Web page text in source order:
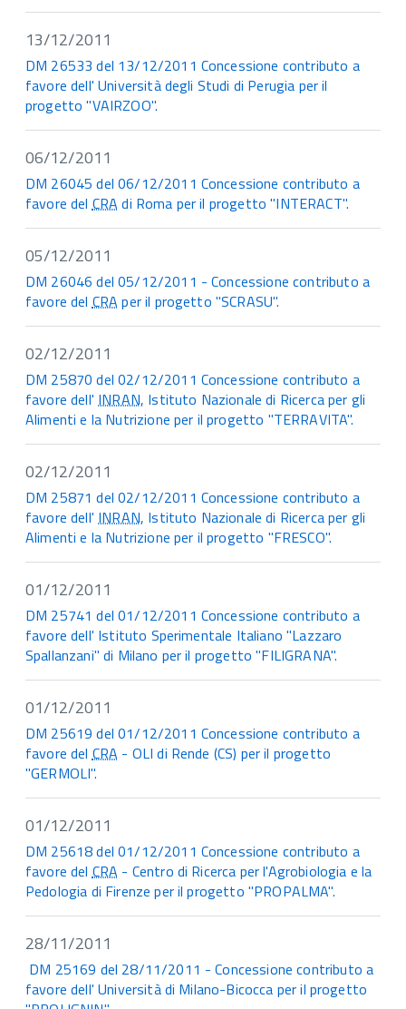
13/12/2011
DM 26533 del 13/12/2011 Concessione contributo a
favore dell' Università degli Studi di Perugia per il
progetto "VAIRZOO".
06/12/2011
DM 26045 del 06/12/2011 Concessione contributo a
favore delCRA di Roma per il progetto "INTERACT".
05/12/2011
DM 26046 del 05/12/2011 - Concessione contributo a
favore delCRA per il progetto "SCRASU".
02/12/2011
DM 25870 del 02/12/2011 Concessione contributo a
favore dell'INRAN, Istituto Nazionale di Ricerca per gli
Alimenti e la Nutrizione per il progetto "TERRAVITA".
02/12/2011
DM 25871 del 02/12/2011 Concessione contributo a
favore dell'INRAN, Istituto Nazionale di Ricerca per gli
Alimenti e la Nutrizione per il progetto "FRESCO".
01/12/2011
DM 25741 del 01/12/2011 Concessione contributo a
favore dell' Istituto Sperimentale Italiano "Lazzaro
Spallanzani" di Milano per il progetto "FILIGRANA".
01/12/2011
DM 25619 del 01/12/2011 Concessione contributo a
favore delCRA - OLI di Rende (CS) per il progetto
"GERMOLI".
01/12/2011
DM 25618 del 01/12/2011 Concessione contributo a
favore delCRA - Centro di Ricerca per l'Agrobiologia e la
Pedologia di Firenze per il progetto "PROPALMA".
28/11/2011
DM 25169 del 28/11/2011 - Concessione contributo a
favore dell' Università di Milano-Bicocca per il progetto